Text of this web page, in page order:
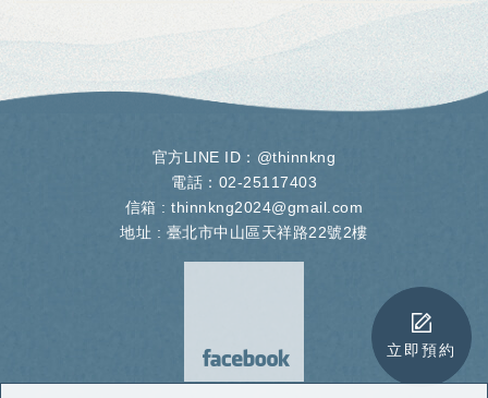
立即預約
官方LINE ID： @thinnkng
電話：02-25117403
信箱 :thinnkng2024@gmail.com
地址 : 臺北市中山區天祥路22號2樓